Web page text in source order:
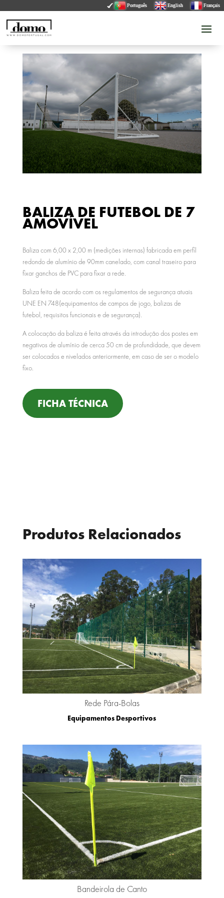
Português English Français
BALIZA DE FUTEBOL DE 7
AMOVÍVEL
Baliza com 6,00 x 2,00 m (medições internas) fabricada em perfil
redondo de alumínio de 90mm canelado, com canal traseiro para
fixar ganchos de PVC para fixar a rede.
Baliza feita de acordo com os regulamentos de segurança atuais
UNE EN 748(equipamentos de campos de jogo, balizas de
futebol, requisitos funcionais e de segurança).
A colocação da baliza é feita através da introdução dos postes em
negativos de alumínio de cerca 50 cm de profundidade, que devem
ser colocados e nivelados anteriormente, em caso de ser o modelo
fixo.
FICHA TÉCNICA
Produtos Relacionados
Rede Pára-Bolas
Equipamentos Desportivos
Bandeirola de Canto